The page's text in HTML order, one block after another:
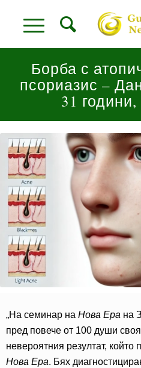
Борба с
псориазис –
31
„На семинар на Нова Ера на
пред повече от 100 души
невероятния резултат, който
Нова Ера. Бях